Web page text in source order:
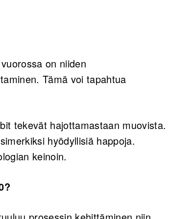
on niiden
Tämä voi tapahtua
tekevät hajottamastaan muovista.
hyödyllisiä happoja.
keinoin.